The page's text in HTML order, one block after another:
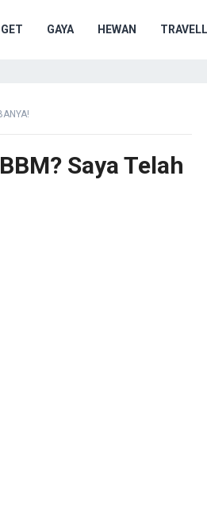
GAYA HEWAN
Saya Telah